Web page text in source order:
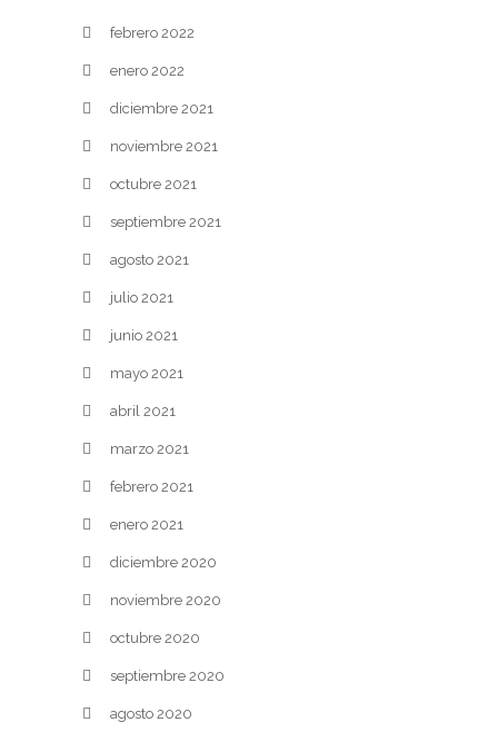
febrero 2022
enero 2022
diciembre 2021
noviembre 2021
octubre 2021
septiembre 2021
agosto 2021
julio 2021
junio 2021
mayo 2021
abril 2021
marzo 2021
febrero 2021
enero 2021
diciembre 2020
noviembre 2020
octubre 2020
septiembre 2020
agosto 2020